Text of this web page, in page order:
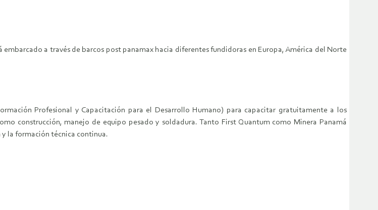
a través de barcos post panamax hacia diferentes fundidoras en Europa, América del Norte
Profesional y Capacitación para el Desarrollo Humano) para capacitar gratuitamente a los
construcción, manejo de equipo pesado y soldadura. Tanto First Quantum como Minera Panamá
y la formación técnica continua.